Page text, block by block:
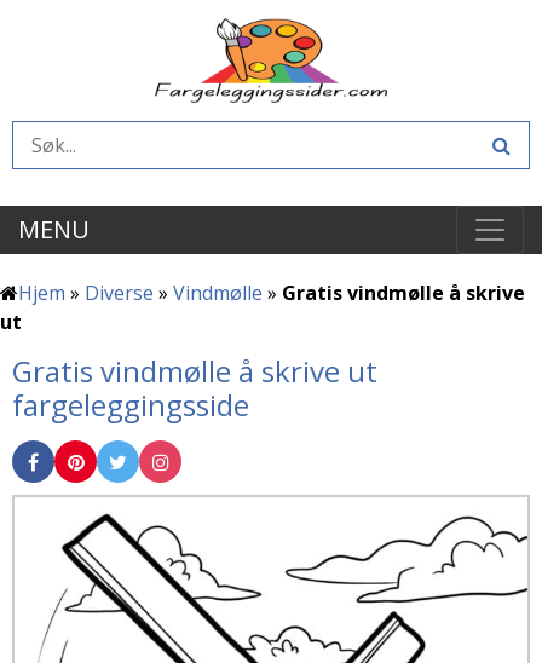
MENU
Hjem » Diverse » Vindmølle » Gratis vindmølle å skrive
ut
Gratis vindmølle å skrive ut
fargeleggingsside